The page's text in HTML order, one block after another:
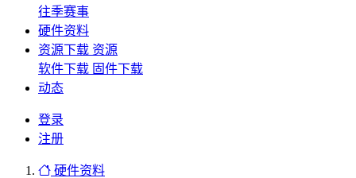
往季赛事
硬件资料
资源下载 资源
软件下载 固件下载
动态
登录
注册
硬件资料